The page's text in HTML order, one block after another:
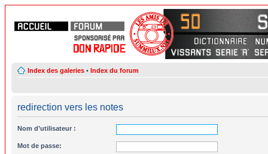
Index des galeries • Index du forum
redirection vers les notes
Nom d’utilisateur :
Mot de passe: